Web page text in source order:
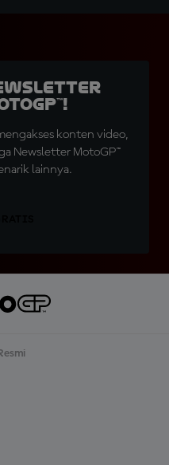
konten video,
Newsletter MotoGP™
lainnya.